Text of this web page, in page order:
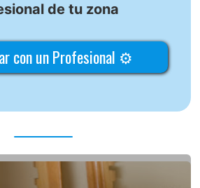
de tu zona
con un Profesional ⚙